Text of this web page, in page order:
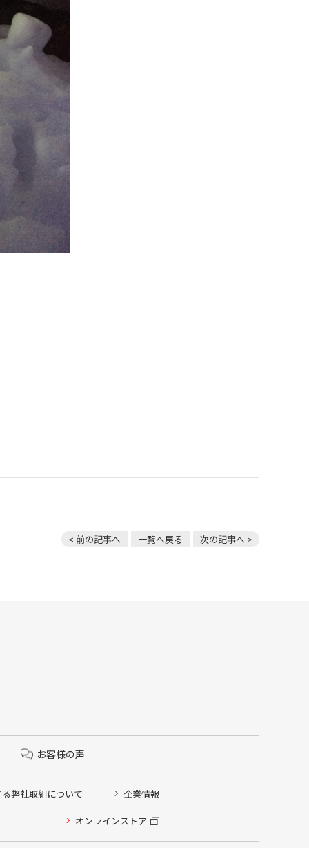
< 前の記事へ 一覧へ戻る 次の記事へ >
お客様の声
弊社取組について 企業情報
オンラインストア